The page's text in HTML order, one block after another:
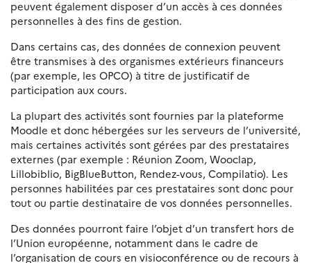
peuvent également disposer d’un accès à ces données
personnelles à des fins de gestion.
Dans certains cas, des données de connexion peuvent
être transmises à des organismes extérieurs financeurs
(par exemple, les OPCO) à titre de justificatif de
participation aux cours.
La plupart des activités sont fournies par la plateforme
Moodle et donc hébergées sur les serveurs de l’université,
mais certaines activités sont gérées par des prestataires
externes (par exemple : Réunion Zoom, Wooclap,
Lillobiblio, BigBlueButton, Rendez-vous, Compilatio). Les
personnes habilitées par ces prestataires sont donc pour
tout ou partie destinataire de vos données personnelles.
Des données pourront faire l’objet d’un transfert hors de
l’Union européenne, notamment dans le cadre de
l’organisation de cours en visioconférence ou de recours à